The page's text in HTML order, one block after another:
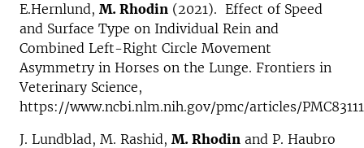
E.Hernlund, M. Rhodin (2021). Effect of Speed
and Surface Type on Individual Rein and
Combined Left-Right Circle Movement
Asymmetry in Horses on the Lunge. Frontiers in
Veterinary Science,
https://www.ncbi.nlm.nih.gov/pmc/articles/
J. Lundblad, M. Rashid, M. Rhodin and P. Haubro